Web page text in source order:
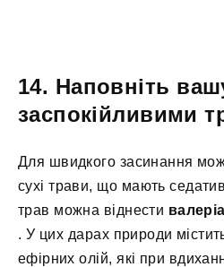
14. Наповніть
заспокійливими
Для швидкого засинання
сухі трави, що мають
трав можна віднести
. У цих дарах природи
ефірних олій, які при